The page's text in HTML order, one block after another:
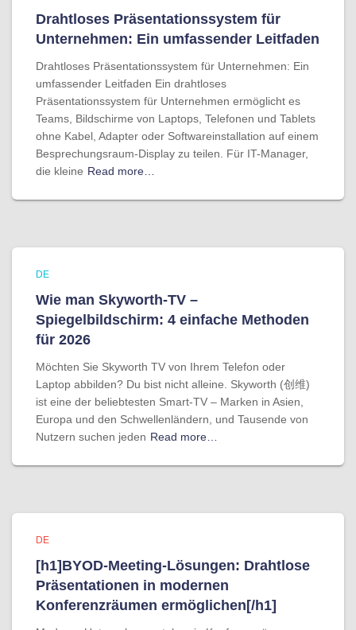
Drahtloses Präsentationssystem für
Unternehmen: Ein umfassender Leitfaden
Drahtloses Präsentationssystem für Unternehmen: Ein
umfassender Leitfaden Ein drahtloses
Präsentationssystem für Unternehmen ermöglicht es
Teams, Bildschirme von Laptops, Telefonen und Tablets
ohne Kabel, Adapter oder Softwareinstallation auf einem
Besprechungsraum-Display zu teilen. Für IT-Manager,
die kleine Read more…
DE
Wie man Skyworth-TV –
Spiegelbildschirm: 4 einfache Methoden
für 2026
Möchten Sie Skyworth TV von Ihrem Telefon oder
Laptop abbilden? Du bist nicht alleine. Skyworth (创维)
ist eine der beliebtesten Smart-TV – Marken in Asien,
Europa und den Schwellenländern, und Tausende von
Nutzern suchen jeden Read more…
DE
[h1]BYOD-Meeting-Lösungen: Drahtlose
Präsentationen in modernen
Konferenzräumen ermöglichen[/h1]